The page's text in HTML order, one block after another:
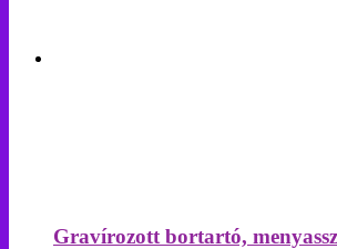
Gravírozott bortartó,